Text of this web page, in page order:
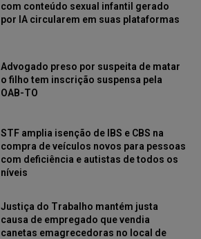
com conteúdo sexual infantil gerado
por IA circularem em suas plataformas
Advogado preso por suspeita de matar
o filho tem inscrição suspensa pela
OAB-TO
STF amplia isenção de IBS e CBS na
compra de veículos novos para pessoas
com deficiência e autistas de todos os
níveis
Justiça do Trabalho mantém justa
causa de empregado que vendia
canetas emagrecedoras no local de